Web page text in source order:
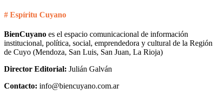
# Espíritu Cuyano
BienCuyano es el espacio comunicacional de información
institucional, política, social, emprendedora y cultural de la Región
de Cuyo (Mendoza, San Luis, San Juan, La Rioja)
Director Editorial: Julián Galván
Contacto: info@biencuyano.com.ar